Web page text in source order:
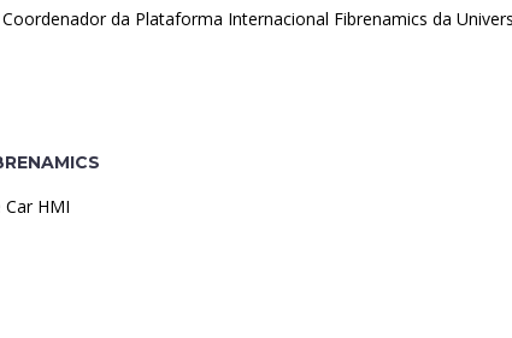
da Plataforma Internacional Fibrenamics da
HMI